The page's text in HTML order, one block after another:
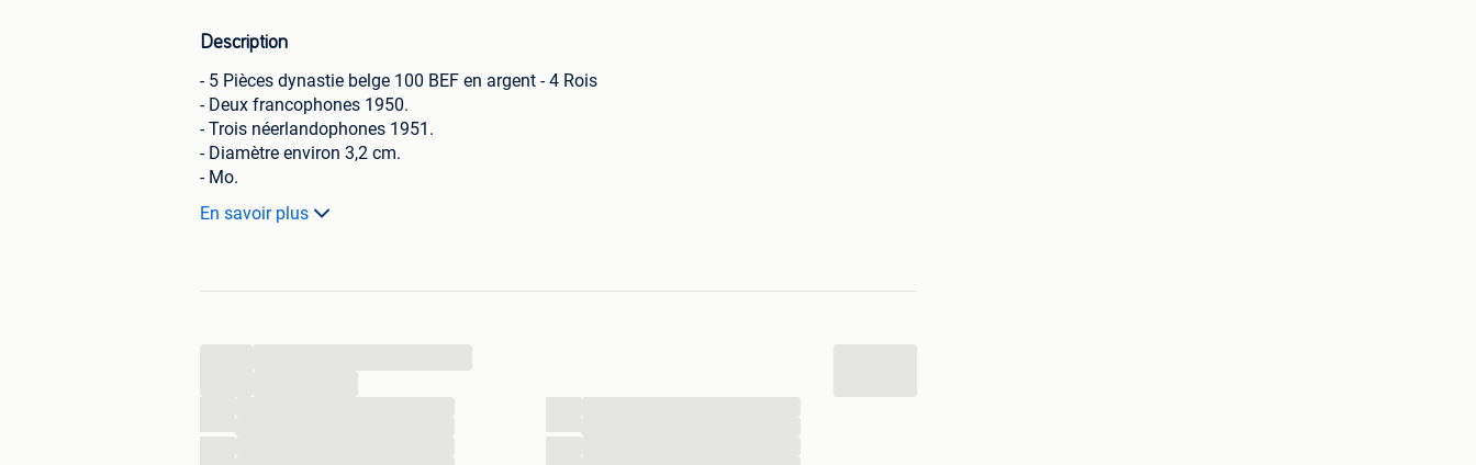
Description
- 5 Pièces dynastie belge 100 BEF en argent - 4 Rois
- Deux francophones 1950.
- Trois néerlandophones 1951.
- Diamètre environ 3,2 cm.
- Mo.
En l'état.
En savoir plus